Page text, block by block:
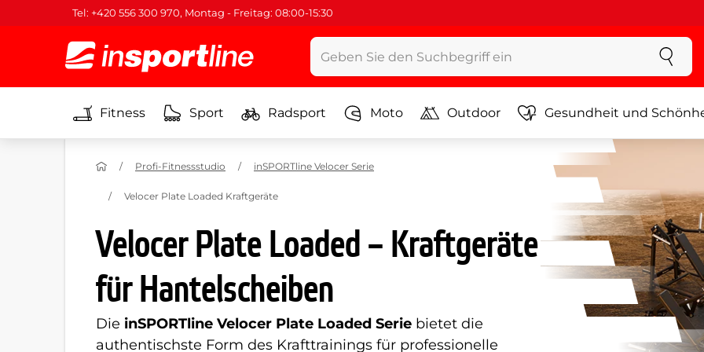
Tel: +420 556 300 970, Montag - Freitag: 08:00-15:30
Fitness Sport Radsport Moto Outdoor Gesundheit und
Velocer Plate Loaded – Kraftgeräte
für Hantelscheiben
Die inSPORTline Velocer Plate Loaded Serie bietet die
authentischste Form des Krafttrainings für professionelle
Profi-Fitnessstudio inSPORTline Velocer Serie
Velocer Plate Loaded Kraftgeräte